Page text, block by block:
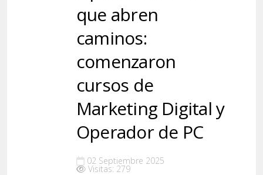
que abren
caminos:
comenzaron
cursos de
Marketing Digital y
Operador de PC
02 Septiembre 2025
Visitas: 279